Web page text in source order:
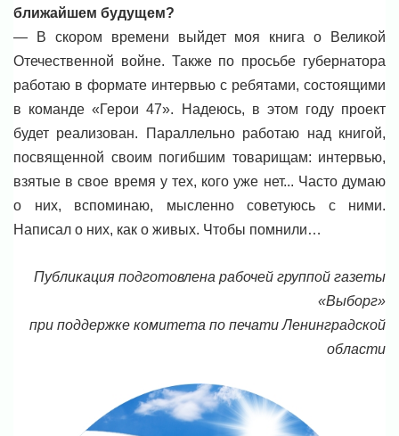
ближайшем будущем?
— В скором времени выйдет моя книга о Великой
Отечественной войне. Также по просьбе губернатора
работаю в формате интервью с ребятами, состоящими
в команде «Герои 47». Надеюсь, в этом году проект
будет реализован. Параллельно работаю над книгой,
посвященной своим погибшим товарищам: интервью,
взятые в свое время у тех, кого уже нет... Часто думаю
о них, вспоминаю, мысленно советуюсь с ними.
Написал о них, как о живых. Чтобы помнили…
Публикация подготовлена рабочей группой газеты
«Выборг»
при поддержке комитета по печати Ленинградской
области